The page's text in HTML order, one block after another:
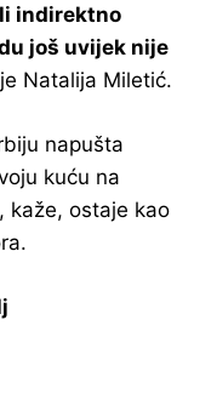
indirektno
još uvijek nije
Natalija Miletić.
napušta
kuću na
kaže, ostaje kao